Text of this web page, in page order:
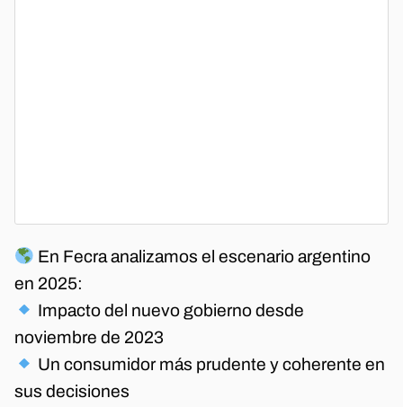
En Fecra analizamos el escenario argentino
en 2025:
Impacto del nuevo gobierno desde
noviembre de 2023
Un consumidor más prudente y coherente en
sus decisiones